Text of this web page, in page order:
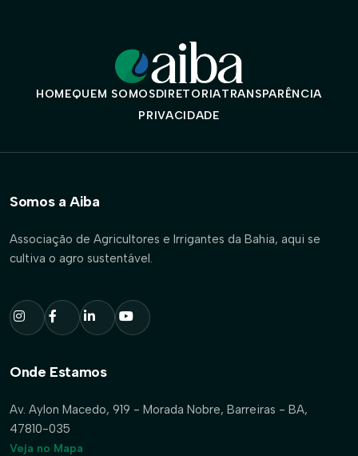
HOMEQUEM SOMOSDIRETORIATRANSPARÊNCIA
PRIVACIDADE
Somos a Aiba
Associação de Agricultores e Irrigantes da Bahia, aqui se
cultiva o agro sustentável.
Onde Estamos
Av. Aylon Macedo, 919 - Morada Nobre, Barreiras - BA,
47810-035
Veja no Mapa